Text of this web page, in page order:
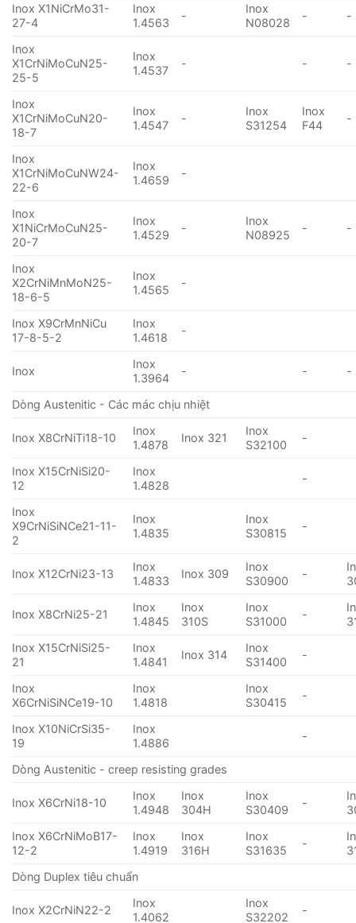
Inox X1NiCrMo31-
27-4
Inox
1.4563
-
Inox
N08028
- -
Inox
X1CrNiMoCuN25-
25-5
Inox
1.4537
- - -
Inox
X1CrNiMoCuN20-
18-7
Inox
1.4547
-
Inox
S31254
Inox
F44
-
Inox
X1CrNiMoCuNW24-
22-6
Inox
1.4659
-
Inox
X1NiCrMoCuN25-
20-7
Inox
1.4529
-
Inox
N08925
- -
Inox
X2CrNiMnMoN25-
18-6-5
Inox
1.4565
-
Inox X9CrMnNiCu
17-8-5-2
Inox
1.4618
-
Inox
Inox
1.3964
- - -
Dòng Austenitic - Các mác chịu nhiệt
Inox X8CrNiTi18-10
Inox
1.4878
Inox 321
Inox
S32100
-
Inox X15CrNiSi20-
12
Inox
1.4828
-
Inox
X9CrNiSiNCe21-11-
2
Inox
1.4835
Inox
S30815
-
Inox X12CrNi23-13
Inox
1.4833
Inox 309
Inox
S30900
-
Inox X8CrNi25-21
Inox
1.4845
Inox
310S
Inox
S31000
-
Inox X15CrNiSi25-
21
Inox
1.4841
Inox 314
Inox
S31400
-
Inox
X6CrNiSiNCe19-10
Inox
1.4818
Inox
S30415
-
Inox X10NiCrSi35-
19
Inox
1.4886
-
Dòng Austenitic - creep resisting grades
Inox X6CrNi18-10
Inox
1.4948
Inox
304H
Inox
S30409
-
Inox X6CrNiMoB17-
12-2
Inox
1.4919
Inox
316H
Inox
S31635
-
Dòng Duplex tiêu chuẩn
Inox X2CrNiN22-2
Inox
1.4062
Inox
S32202
-